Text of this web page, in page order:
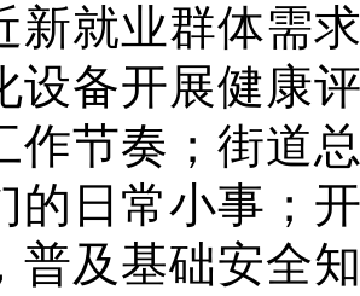
新就业群体需
设备开展健康
作节奏；街道
的日常小事；
普及基础安全